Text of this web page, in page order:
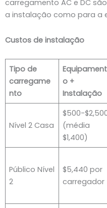
carregamento AC e DC
a instalação como para a
Custos de instalação
Tipo de
carregame
nto
Equipament
o +
Instalação
Nível 2 Casa
$500-
(média
$1,400)
Público Nível
2
$5,440 por
carregador